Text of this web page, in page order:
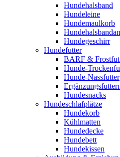
Hundehalsband
Hundeleine
Hundemaulkorb
Hundegeschirr
Hundefutter
BARF &
Hunde-
Hunde-Nassfutter
Hundesnacks
Hundeschlafplätze
Hundekorb
Kühlmatten
Hundedecke
Hundebett
Hundekissen